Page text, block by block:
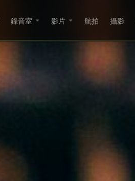
錄音室 影片 航拍 攝影